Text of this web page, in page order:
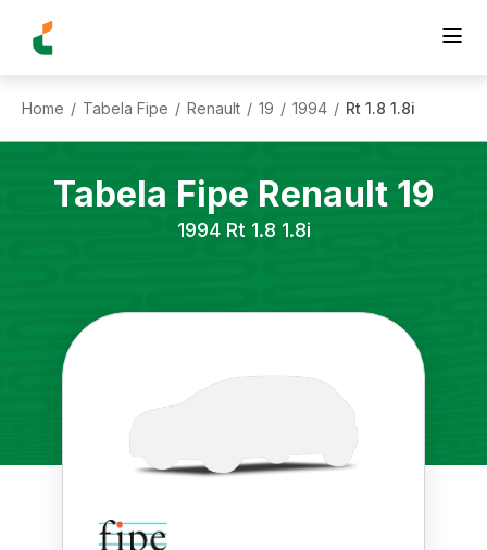
Home / Tabela Fipe / Renault / 19 / 1994 / Rt 1.8 1.8i
Tabela Fipe Renault 19
1994 Rt 1.8 1.8i